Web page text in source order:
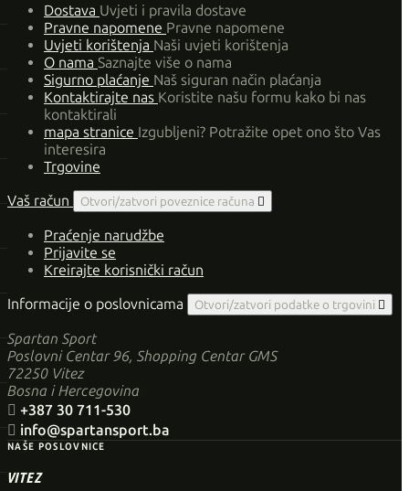
Dostava Uvjeti i pravila dostave
Pravne napomene Pravne napomene
Uvjeti korištenja Naši uvjeti korištenja
O nama Saznajte više o nama
Sigurno plaćanje Naš siguran način plaćanja
Kontaktirajte nas Koristite našu formu kako bi nas
kontaktirali
mapa stranice Izgubljeni? Potražite opet ono što Vas
interesira
Trgovine
Vaš račun
Otvori/zatvori poveznice računa 
Praćenje narudžbe
Prijavite se
Kreirajte korisnički račun
Informacije o poslovnicama
Otvori/zatvori podatke o trgovini 
Spartan Sport
Poslovni Centar 96, Shopping Centar GMS
72250 Vitez
Bosna i Hercegovina
 +387 30 711-530
 info@spartansport.ba
NAŠE POSLOVNICE
VITEZ